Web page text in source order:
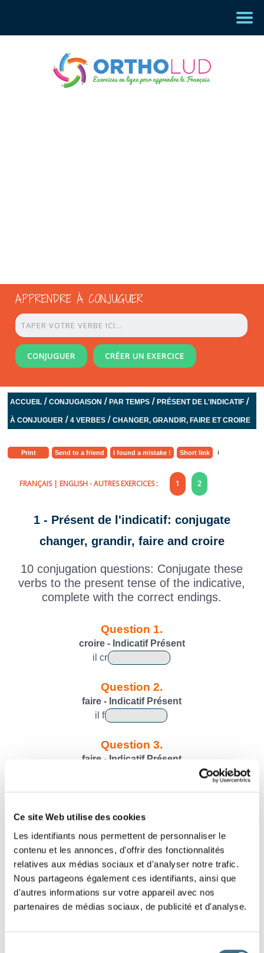
Ce site Web utilise des cookies
Les identifiants nous permettent de personnaliser le
contenu et les annonces, d'offrir des fonctionnalités
relatives aux médias sociaux et d'analyser notre trafic.
Nous partageons également ces identifiants, ainsi que
d'autres informations sur votre appareil avec nos
partenaires de médias sociaux, de publicité et d'analyse.
APPRENDRE À CONJUGUER
CONJUGUER CRÉER UN EXERCICE
ACCUEIL /CONJUGAISON /PAR TEMPS /PRÉSENT DE L'INDICATIF /
À CONJUGUER /4 VERBES /CHANGER, GRANDIR, FAIRE ET CROIRE
Print Send to a friend I found a mistake ! Short link
FRANÇAIS| ENGLISH- AUTRES EXERCICES : 1 2
1 - Présent de l'indicatif: conjugate
changer, grandir, faire and croire
10 conjugation questions: Conjugate these
verbs to the present tense of the indicative,
complete with the correct endings.
Question 1.
croire - Indicatif Présent
il cr
Question 2.
faire - Indicatif Présent
ilf
Question 3.
faire - Indicatif Présent
faire - Indicatif Présent
Question 5.
grandir - Indicatif Présent
jegrand